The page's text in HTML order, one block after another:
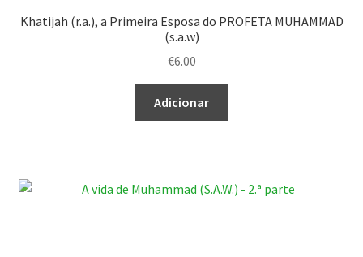
Khatijah (r.a.), a Primeira Esposa do PROFETA MUHAMMAD
(s.a.w)
€6.00
Adicionar